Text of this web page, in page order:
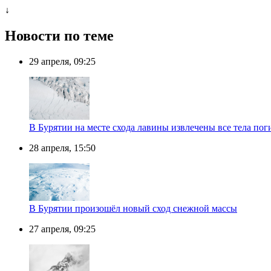
↓
Новости по теме
29 апреля, 09:25
В Бурятии на месте схода лавины извлечены все тела
28 апреля, 15:50
В Бурятии произошёл новый сход снежной массы
27 апреля, 09:25